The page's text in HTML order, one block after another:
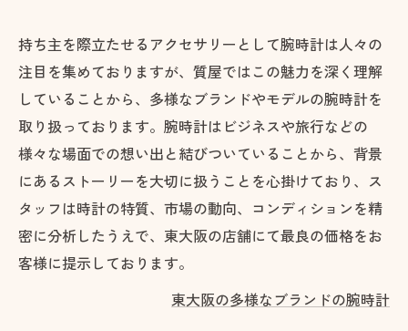
持ち主を際立たせるアクセサリーとして腕時計は人々の
注目を集めておりますが、質屋ではこの魅力を深く理解
していることから、多様なブランドやモデルの腕時計を
取り扱っております。腕時計はビジネスや旅行などの
様々な場面での想い出と結びついていることから、背景
にあるストーリーを大切に扱うことを心掛けており、ス
タッフは時計の特質、市場の動向、コンディションを精
密に分析したうえで、東大阪の店舗にて最良の価格をお
客様に提示しております。
東大阪の多様なブランドの腕時計